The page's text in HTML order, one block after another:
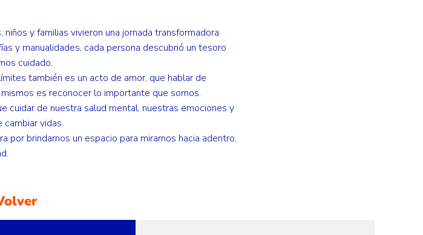
y familias vivieron una jornada transformadora
y manualidades, cada persona descubrió un tesoro
cuidado.
también es un acto de amor, que hablar de
es reconocer lo importante que somos.
cuidar de nuestra salud mental, nuestras emociones y
vidas.
por brindarnos un espacio para mirarnos hacia adentro,